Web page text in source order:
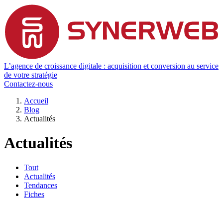
L’agence de croissance digitale : acquisition et conversion au service
de votre stratégie
Contactez-nous
Accueil
Blog
Actualités
Actualités
Tout
Actualités
Tendances
Fiches